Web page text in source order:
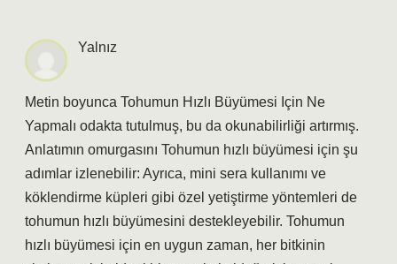
Yalnız
Metin boyunca Tohumun Hızlı Büyümesi Için Ne
Yapmalı odakta tutulmuş, bu da okunabilirliği artırmış.
Anlatımın omurgasını Tohumun hızlı büyümesi için şu
adımlar izlenebilir: Ayrıca, mini sera kullanımı ve
köklendirme küpleri gibi özel yetiştirme yöntemleri de
tohumun hızlı büyümesini destekleyebilir. Tohumun
hızlı büyümesi için en uygun zaman, her bitkinin